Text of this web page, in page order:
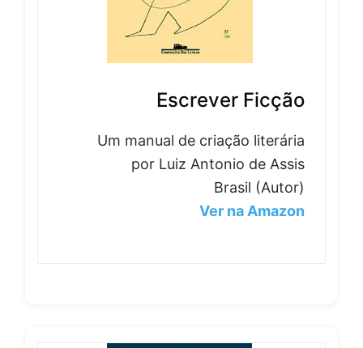
Escrever Ficção
Um manual de criação literária
por Luiz Antonio de Assis
Brasil (Autor)
Ver na Amazon